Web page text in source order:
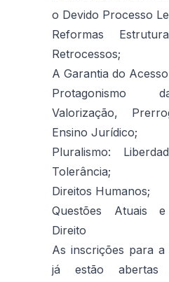
o Devido Processo
Reformas
Retrocessos;
A Garantia do
Protagonismo
Valorização,
Ensino Jurídico;
Pluralismo:
Tolerância;
Direitos Humanos;
Questões Atuais
Direito
As inscrições para a
já estão